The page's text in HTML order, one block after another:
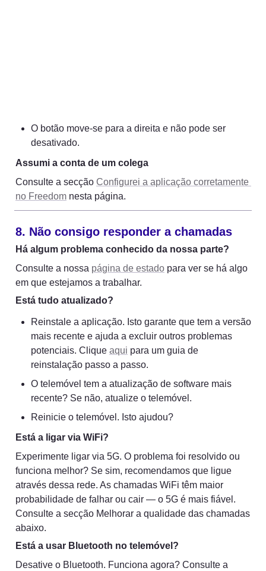
O botão move-se para a direita e não pode ser
desativado.
Assumi a conta de um colega
Consulte a secção Configurei a aplicação corretamente
no Freedom nesta página.
8. Não consigo responder a chamadas
Há algum problema conhecido da nossa parte?
Consulte a nossa página de estado para ver se há algo
em que estejamos a trabalhar.
Está tudo atualizado?
Reinstale a aplicação. Isto garante que tem a versão
mais recente e ajuda a excluir outros problemas
potenciais. Clique aqui para um guia de
reinstalação passo a passo.
O telemóvel tem a atualização de software mais
recente? Se não, atualize o telemóvel.
Reinicie o telemóvel. Isto ajudou?
Está a ligar via WiFi?
Experimente ligar via 5G. O problema foi resolvido ou
funciona melhor? Se sim, recomendamos que ligue
através dessa rede. As chamadas WiFi têm maior
probabilidade de falhar ou cair — o 5G é mais fiável.
Consulte a secção Melhorar a qualidade das chamadas
abaixo.
Está a usar Bluetooth no telemóvel?
Desative o Bluetooth. Funciona agora? Consulte a